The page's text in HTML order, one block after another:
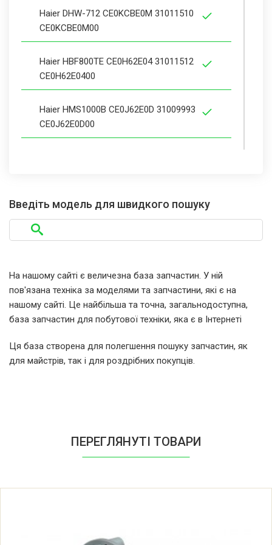
Haier DHW-712 CE0KCBE0M 31011510
CE0KCBE0M00
Haier HBF800TE CE0H62E04 31011512
CE0H62E0400
Haier HMS1000B CE0J62E0D 31009993
CE0J62E0D00
CE0F8GE0D00
Haier HNS1000B CE0F8BE0D 31009866
Haier HNS1002A CE0F70E12 31009951
CE0F70E1200
31009995 CE0G7AE0D00
31009831 CE0GALE0100
31010011 CE0H15E0G00
Введіть модель для швидкого пошуку
На нашому сайті є величезна база запчастин. У ній
пов'язана техніка за моделями та запчастини, які є на
нашому сайті. Це найбільша та точна, загальнодоступна,
база запчастин для побутової техніки, яка є в Інтернеті
Ця база створена для полегшення пошуку запчастин, як
для майстрів, так і для роздрібних покупців.
ПЕРЕГЛЯНУТІ ТОВАРИ